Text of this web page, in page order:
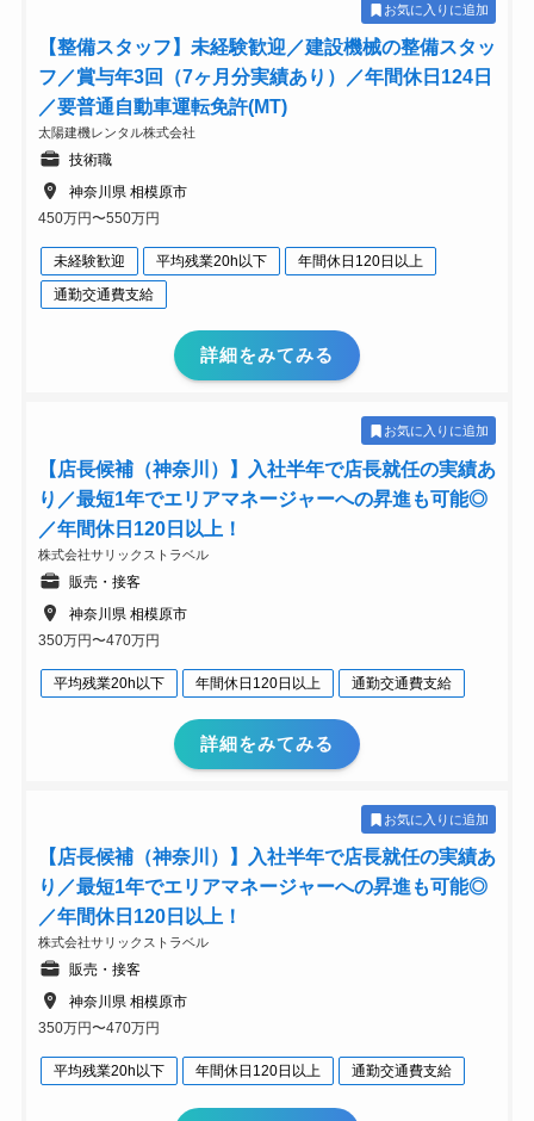
お気に入りに追加
【整備スタッフ】未経験歓迎／建設機械の整備スタッ
フ／賞与年3回（7ヶ月分実績あり）／年間休日124日
／要普通自動車運転免許(MT)
太陽建機レンタル株式会社
技術職
神奈川県 相模原市
450万円〜550万円
未経験歓迎 平均残業20h以下
年間休日120日以上
通勤交通費支給
詳細をみてみる
お気に入りに追加
【店長候補（神奈川）】入社半年で店長就任の実績あ
り／最短1年でエリアマネージャーへの昇進も可能◎
／年間休日120日以上！
株式会社サリックストラベル
販売・接客
神奈川県 相模原市
350万円〜470万円
平均残業20h以下 年間休日120日以上 通勤交通費支給
詳細をみてみる
お気に入りに追加
【店長候補（神奈川）】入社半年で店長就任の実績あ
り／最短1年でエリアマネージャーへの昇進も可能◎
／年間休日120日以上！
株式会社サリックストラベル
販売・接客
神奈川県 相模原市
350万円〜470万円
平均残業20h以下 年間休日120日以上 通勤交通費支給